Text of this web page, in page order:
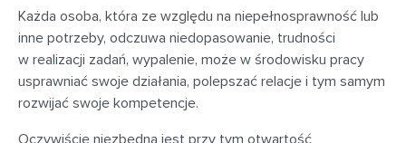
Każda osoba, która ze względu na niepełnosprawność lub
inne potrzeby, odczuwa niedopasowanie, trudności
w realizacji zadań, wypalenie, może w środowisku pracy
usprawniać swoje działania, polepszać relacje i tym samym
rozwijać swoje kompetencje.
Oczywiście niezbędna jest przy tym otwartość